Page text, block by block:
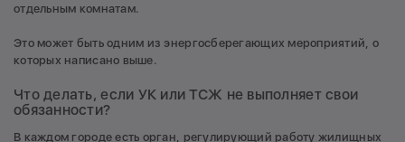
отдельным комнатам.
Это может быть одним из энергосберегающих мероприятий, о
которых написано выше.
Что делать, если УК или ТСЖ не выполняет свои
обязанности?
В каждом городе есть орган, регулирующий работу жилищных